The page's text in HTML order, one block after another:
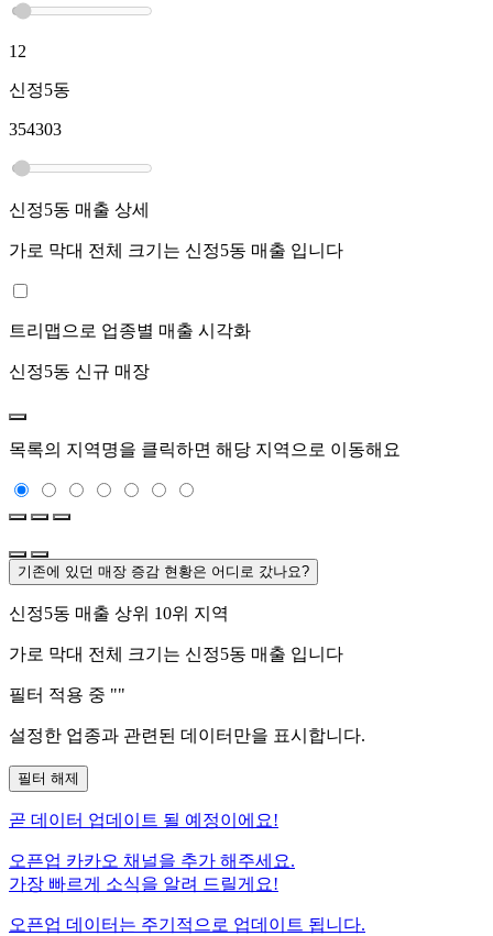
12
신정5동
354303
신정5동 매출 상세
가로 막대 전체 크기는 신정5동 매출 입니다
트리맵으로 업종별 매출 시각화
신정5동 신규 매장
목록의 지역명을 클릭하면 해당 지역으로 이동해요
기존에 있던 매장 증감 현황은 어디로 갔나요?
신정5동 매출 상위 10위 지역
가로 막대 전체 크기는 신정5동 매출 입니다
필터 적용 중 ""
설정한 업종과 관련된 데이터만을 표시합니다.
필터 해제
곧 데이터 업데이트 될 예정이에요!
오픈업 카카오 채널을 추가 해주세요.
가장 빠르게 소식을 알려 드릴게요!
오픈업 데이터는 주기적으로 업데이트 됩니다.